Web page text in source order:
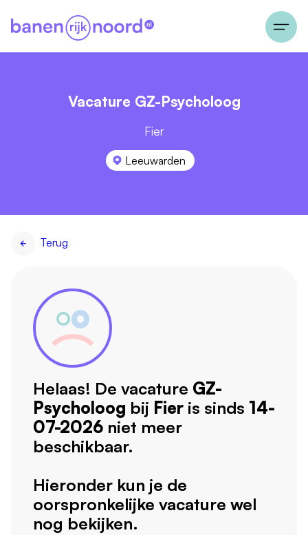
Vacature GZ-Psycholoog
Fier
Leeuwarden
Terug
Helaas! De vacature GZ-
Psycholoog bij Fier is sinds 14-
07-2026 niet meer
beschikbaar.
Hieronder kun je de
oorspronkelijke vacature wel
nog bekijken.